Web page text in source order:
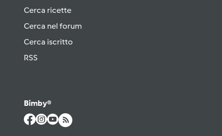
Cerca ricette
Cerca nel forum
Cerca iscritto
RSS
Bimby®